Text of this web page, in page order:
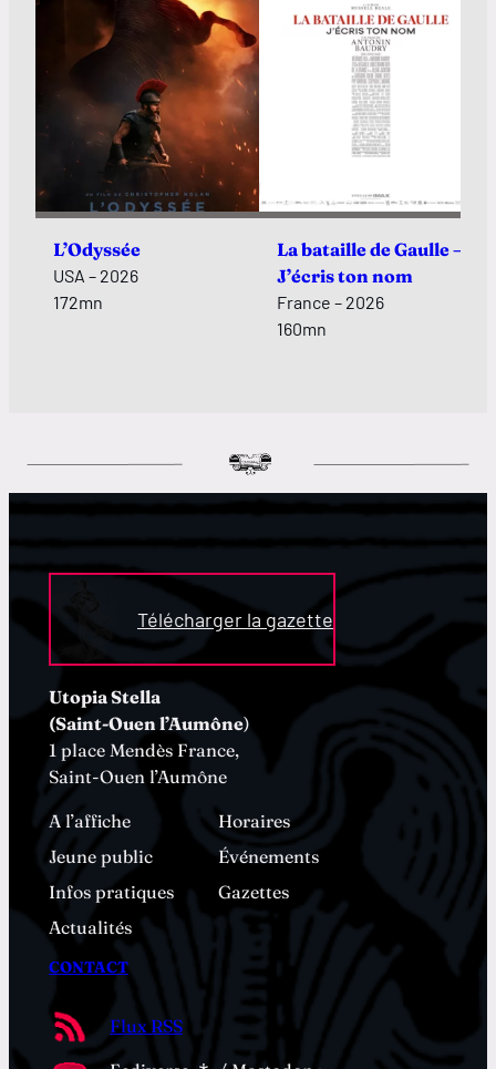
L’Odyssée
USA – 2026
172mn
La bataille de Gaulle –
J’écris ton nom
France – 2026
160mn
Télécharger la gazette
Utopia Stella
(Saint-Ouen l’Aumône)
1 place Mendès France,
Saint-Ouen l’Aumône
A l’affiche
Horaires
Jeune public
Événements
Infos pratiques
Gazettes
Actualités
CONTACT
Flux RSS